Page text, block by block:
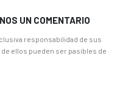
UN COMENTARIO
responsabilidad de sus
ellos pueden ser pasibles de